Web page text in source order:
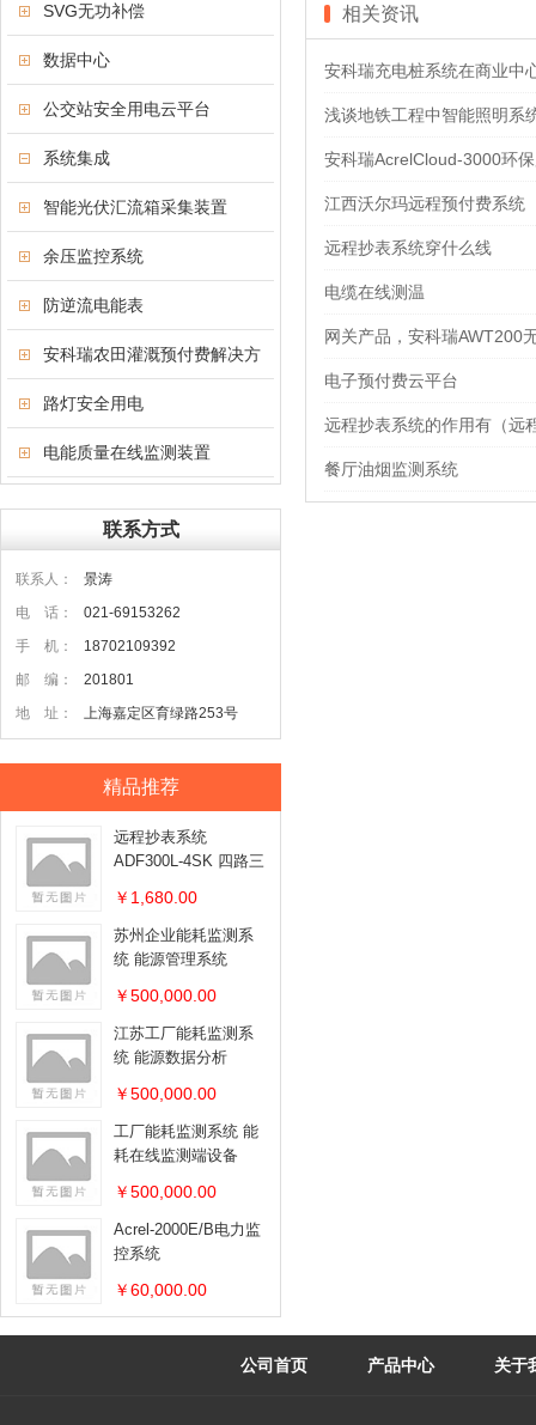
SVG无功补偿
数据中心
公交站安全用电云平台
系统集成
智能光伏汇流箱采集装置
余压监控系统
防逆流电能表
安科瑞农田灌溉预付费解决方
案
路灯安全用电
电能质量在线监测装置
联系方式
联系人：
景涛
电 话：
021-69153262
手 机：
18702109392
邮 编：
201801
地 址：
上海嘉定区育绿路253号
精品推荐
远程抄表系统
ADF300L-4SK 四路三
￥1,680.00
苏州企业能耗监测系
统 能源管理系统
￥500,000.00
江苏工厂能耗监测系
统 能源数据分析
￥500,000.00
工厂能耗监测系统 能
耗在线监测端设备
￥500,000.00
Acrel-2000E/B电力监
控系统
￥60,000.00
相关资讯
安科瑞充电桩系统在商业中
浅谈地铁工程中智能照明系
安科瑞AcrelCloud-3000环
江西沃尔玛远程预付费系统
远程抄表系统穿什么线
电缆在线测温
网关产品，安科瑞AWT200
电子预付费云平台
远程抄表系统的作用有（远
餐厅油烟监测系统
公司首页 产品中心 关于